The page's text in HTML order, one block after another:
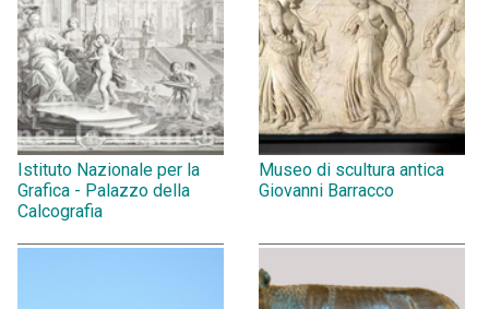
Istituto Nazionale per la
Grafica - Palazzo della
Calcografia
Museo di scultura antica
Giovanni Barracco